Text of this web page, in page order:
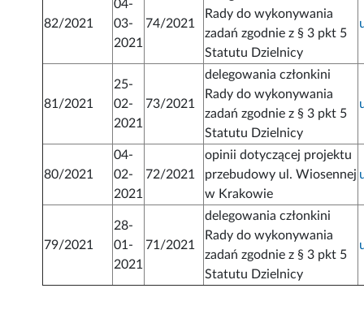
82/2021
04-
03-
2021
74/2021
Rady do wykonywania
zadań zgodnie z § 3 pkt 5
Statutu Dzielnicy
81/2021
25-
02-
2021
73/2021
delegowania członkini
Rady do wykonywania
zadań zgodnie z § 3 pkt 5
Statutu Dzielnicy
80/2021
04-
02-
2021
72/2021
opinii dotyczącej projektu
przebudowy ul. Wiosennej
w Krakowie
79/2021
28-
01-
2021
71/2021
delegowania członkini
Rady do wykonywania
zadań zgodnie z § 3 pkt 5
Statutu Dzielnicy